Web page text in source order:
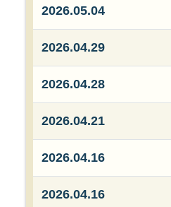
2026.05.04
2026.04.29
2026.04.28
2026.04.21
2026.04.16
2026.04.16